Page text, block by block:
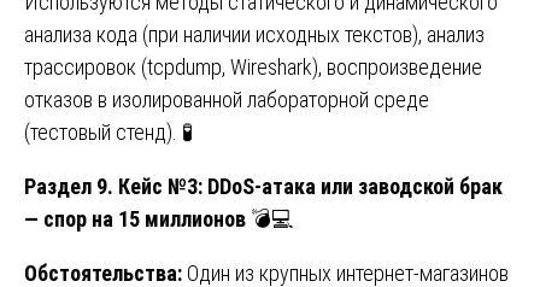
анализа кода (при наличии исходных текстов), анализ
трассировок (tcpdump, Wireshark), воспроизведение
отказов в изолированной лабораторной среде
(тестовый стенд). 🧪
Раздел 9. Кейс №3: DDoS-атака или заводской брак
— спор на 15 миллионов 💣💻
Обстоятельства: Один из крупных интернет-магазинов